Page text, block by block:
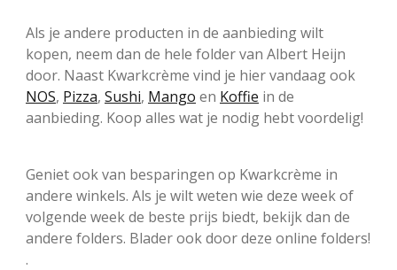
Als je andere producten in de aanbieding wilt
kopen, neem dan de hele folder van Albert Heijn
door. Naast Kwarkcrème vind je hier vandaag ook
NOS, Pizza, Sushi, Mango en Koffie in de
aanbieding. Koop alles wat je nodig hebt voordelig!
Geniet ook van besparingen op Kwarkcrème in
andere winkels. Als je wilt weten wie deze week of
volgende week de beste prijs biedt, bekijk dan de
andere folders. Blader ook door deze online folders!
.